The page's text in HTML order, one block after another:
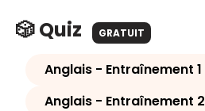
🎲 Quiz GRATUIT
Anglais - Entraînement 1
Anglais - Entraînement 2